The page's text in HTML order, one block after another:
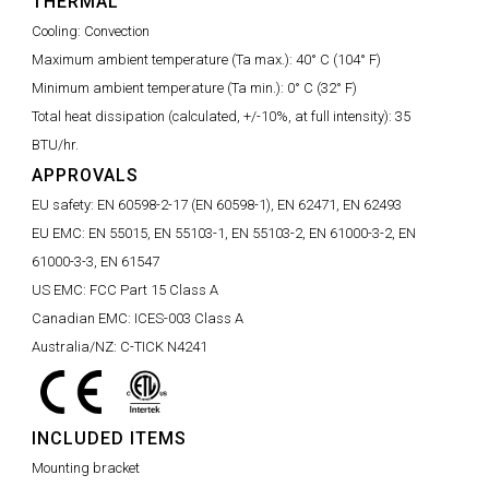
Cooling: Convection
Maximum ambient temperature (Ta max.): 40° C (104° F)
Minimum ambient temperature (Ta min.): 0° C (32° F)
Total heat dissipation (calculated, +/-10%, at full intensity): 35
BTU/hr.
APPROVALS
EU safety: EN 60598-2-17 (EN 60598-1), EN 62471, EN 62493
EU EMC: EN 55015, EN 55103-1, EN 55103-2, EN 61000-3-2, EN
61000-3-3, EN 61547
US EMC: FCC Part 15 Class A
Canadian EMC: ICES-003 Class A
Australia/NZ: C-TICK N4241
INCLUDED ITEMS
Mounting bracket